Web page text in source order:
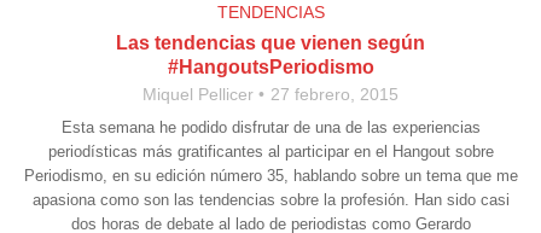
TENDENCIAS
Las tendencias que vienen según
#HangoutsPeriodismo
Miquel Pellicer 27 febrero, 2015
Esta semana he podido disfrutar de una de las experiencias
periodísticas más gratificantes al participar en el Hangout sobre
Periodismo, en su edición número 35, hablando sobre un tema que me
apasiona como son las tendencias sobre la profesión. Han sido casi
dos horas de debate al lado de periodistas como Gerardo